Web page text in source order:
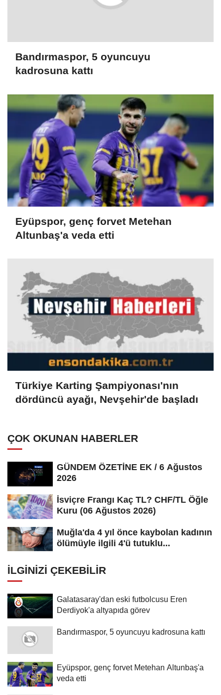
Bandırmaspor, 5 oyuncuyu
kadrosuna kattı
Eyüpspor, genç forvet Metehan
Altunbaş'a veda etti
Türkiye Karting Şampiyonası'nın
dördüncü ayağı, Nevşehir'de başladı
ÇOK OKUNAN HABERLER
GÜNDEM ÖZETİNE EK / 6 Ağustos
2026
İsviçre Frangı Kaç TL? CHF/TL Öğle
Kuru (06 Ağustos 2026)
Muğla'da 4 yıl önce kaybolan kadının
ölümüyle ilgili 4'ü tutuklu...
İLGINIZI ÇEKEBILIR
Galatasaray'dan eski futbolcusu Eren
Derdiyok'a altyapıda görev
Bandırmaspor, 5 oyuncuyu kadrosuna kattı
Eyüpspor, genç forvet Metehan Altunbaş'a
veda etti